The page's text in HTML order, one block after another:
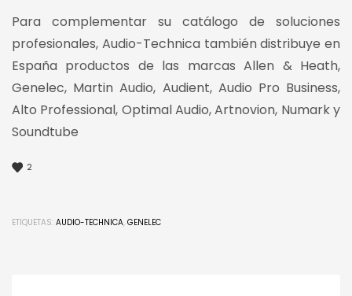
Para complementar su catálogo de soluciones
profesionales, Audio-Technica también distribuye en
España productos de las marcas Allen & Heath,
Genelec, Martin Audio, Audient, Audio Pro Business,
Alto Professional, Optimal Audio, Artnovion, Numark y
Soundtube
2
ETIQUETAS: AUDIO-TECHNICA, GENELEC